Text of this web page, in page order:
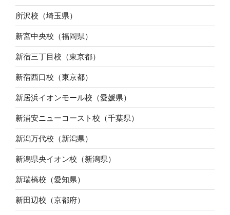
所沢校（埼玉県）
新宮中央校（福岡県）
新宿三丁目校（東京都）
新宿西口校（東京都）
新居浜イオンモール校（愛媛県）
新浦安ニューコースト校（千葉県）
新潟万代校（新潟県）
新潟県央イオン校（新潟県）
新瑞橋校（愛知県）
新田辺校（京都府）